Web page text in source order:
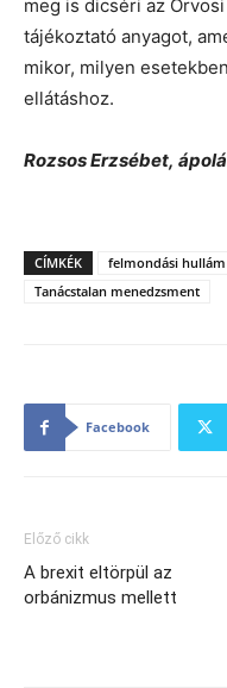
meg is dicséri az
tájékoztató anyagot,
mikor, milyen
ellátáshoz.
Rozsos Erzsébet,
CÍMKÉK felmondási hullám
Tanácstalan menedzsment
Facebook
Előző cikk
A brexit eltörpül az
orbánizmus mellett